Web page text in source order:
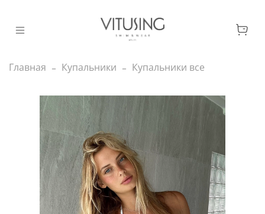
Главная Купальники Купальники все